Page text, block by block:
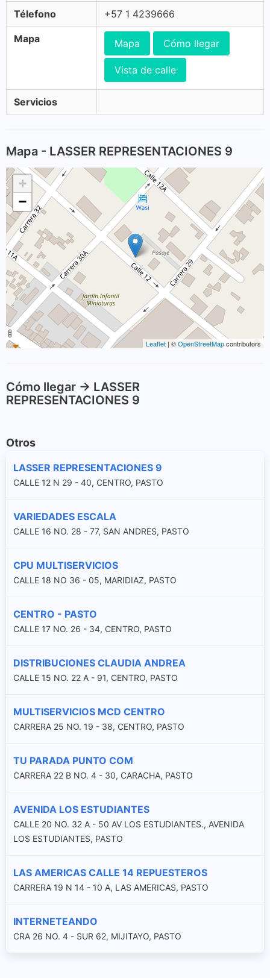
Télefono +57 1 4239666
Mapa Mapa Cómo llegar
Vista de calle
Servicios
Mapa - LASSER REPRESENTACIONES 9
+
−
Leaflet | ©OpenStreetMapcontributors
Cómo llegar -> LASSER
REPRESENTACIONES 9
Otros
LASSER REPRESENTACIONES 9
CALLE 12 N 29 - 40, CENTRO, PASTO
VARIEDADES ESCALA
CALLE 16 NO. 28 - 77, SAN ANDRES, PASTO
CPU MULTISERVICIOS
CALLE 18 NO 36 - 05, MARIDIAZ, PASTO
CENTRO - PASTO
CALLE 17 NO. 26 - 34, CENTRO, PASTO
DISTRIBUCIONES CLAUDIA ANDREA
CALLE 15 NO. 22 A - 91, CENTRO, PASTO
MULTISERVICIOS MCD CENTRO
CARRERA 25 NO. 19 - 38, CENTRO, PASTO
TU PARADA PUNTO COM
CARRERA 22 B NO. 4 - 30, CARACHA, PASTO
AVENIDA LOS ESTUDIANTES
CALLE 20 NO. 32 A - 50 AV LOS ESTUDIANTES., AVENIDA
LOS ESTUDIANTES, PASTO
LAS AMERICAS CALLE 14 REPUESTEROS
CARRERA 19 N 14 - 10 A, LAS AMERICAS, PASTO
INTERNETEANDO
CRA 26 NO. 4 - SUR 62, MIJITAYO, PASTO